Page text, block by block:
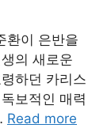
환이 은반을
의 새로운
하던 카리스
보적인 매력
Read more